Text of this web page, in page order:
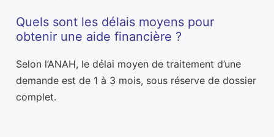
Quels sont les délais moyens pour
obtenir une aide financière ?
Selon l’ANAH, le délai moyen de traitement d’une
demande est de 1 à 3 mois, sous réserve de dossier
complet.